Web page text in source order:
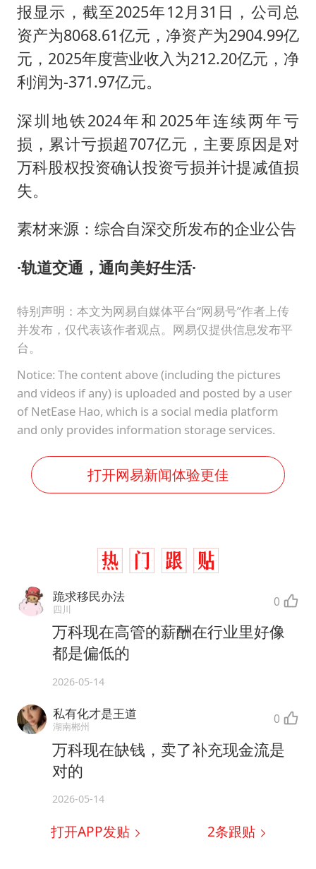
报显示，截至2025年12月31日，公司总
资产为8068.61亿元，净资产为2904.99亿
元，2025年度营业收入为212.20亿元，净
利润为-371.97亿元。
深圳地铁2024年和2025年连续两年亏
损，累计亏损超707亿元，主要原因是对
万科股权投资确认投资亏损并计提减值损
失。
素材来源：综合自深交所发布的企业公告
·轨道交通，通向美好生活·
特别声明：本文为网易自媒体平台“网易号”作者上传
并发布，仅代表该作者观点。网易仅提供信息发布平
台。
Notice: The content above (including the pictures
and videos if any) is uploaded and posted by a user
of NetEase Hao, which is a social media platform
and only provides information storage services.
打开网易新闻体验更佳
跪求移民办法
四川 0
万科现在高管的薪酬在行业里好像
都是偏低的
2026-05-14
私有化才是王道
湖南郴州 0
万科现在缺钱，卖了补充现金流是
对的
2026-05-14
打开APP发贴 2条跟贴